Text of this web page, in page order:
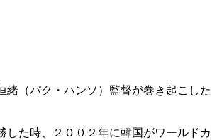
（パク・ハンソ）監督が巻き起こした
た時、２００２年に韓国がワールドカ